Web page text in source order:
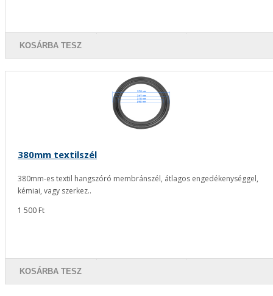
KOSÁRBA TESZ
380mm textilszél
380mm-es textil hangszóró membránszél, átlagos engedékenységgel,
kémiai, vagy szerkez..
1 500 Ft
KOSÁRBA TESZ